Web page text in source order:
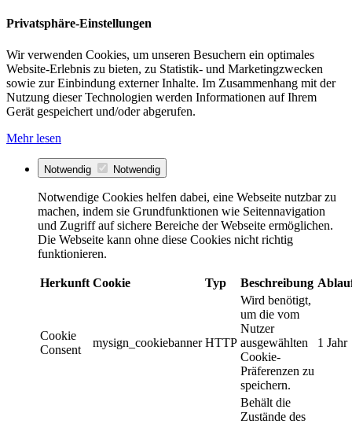
Privatsphäre-Einstellungen
Wir verwenden Cookies, um unseren Besuchern ein optimales
Website-Erlebnis zu bieten, zu Statistik- und Marketingzwecken
sowie zur Einbindung externer Inhalte. Im Zusammenhang mit der
Nutzung dieser Technologien werden Informationen auf Ihrem
Gerät gespeichert und/oder abgerufen.
Mehr lesen
Notwendig Notwendig
Notwendige Cookies helfen dabei, eine Webseite nutzbar zu
machen, indem sie Grundfunktionen wie Seitennavigation
und Zugriff auf sichere Bereiche der Webseite ermöglichen.
Die Webseite kann ohne diese Cookies nicht richtig
funktionieren.
Herkunft Cookie Typ Beschreibung
Cookie
Consent
mysign_cookiebanner HTTP
Wird benötigt,
um die vom
Nutzer
ausgewählten
Cookie-
Präferenzen zu
speichern.
1 Jahr
Behält die
Zustände des